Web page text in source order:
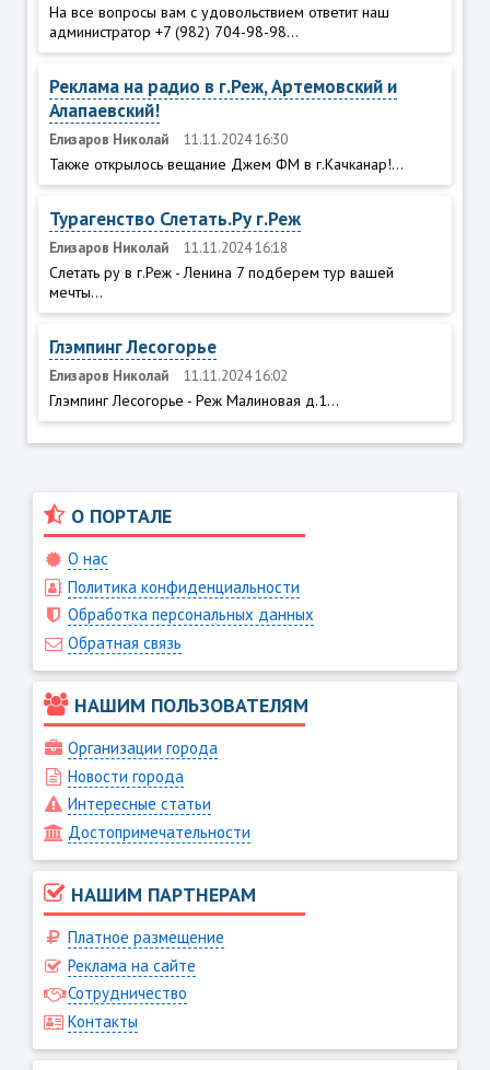
На все вопросы вам с удовольствием ответит наш
администратор +7 (982) 704-98-98...
Реклама на радио в г.Реж, Артемовский и
Алапаевский!
Елизаров Николай 11.11.2024 16:30
Также открылось вещание Джем ФМ в г.Качканар!...
Турагенство Слетать.Ру г.Реж
Елизаров Николай 11.11.2024 16:18
Слетать ру в г.Реж - Ленина 7 подберем тур вашей
мечты...
Глэмпинг Лесогорье
Елизаров Николай 11.11.2024 16:02
Глэмпинг Лесогорье - Реж Малиновая д.1...
О ПОРТАЛЕ
О нас
Политика конфиденциальности
Обработка персональных данных
Обратная связь
НАШИМ ПОЛЬЗОВАТЕЛЯМ
Организации города
Новости города
Интересные статьи
Достопримечательности
НАШИМ ПАРТНЕРАМ
Платное размещение
Реклама на сайте
Сотрудничество
Контакты